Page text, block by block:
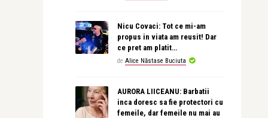
Nicu Covaci: Tot ce mi-am
propus in viata am reusit! Dar
ce pret am platit…
de Alice Năstase Buciuta
AURORA LIICEANU: Barbatii
inca doresc sa fie protectori cu
femeile, dar femeile nu mai au